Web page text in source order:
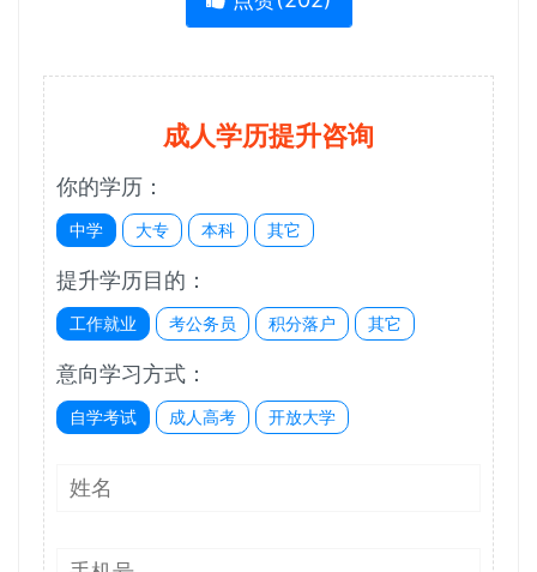
成人学历提升咨询
你的学历：
中学 大专 本科 其它
提升学历目的：
工作就业 考公务员 积分落户 其它
意向学习方式：
自学考试 成人高考 开放大学